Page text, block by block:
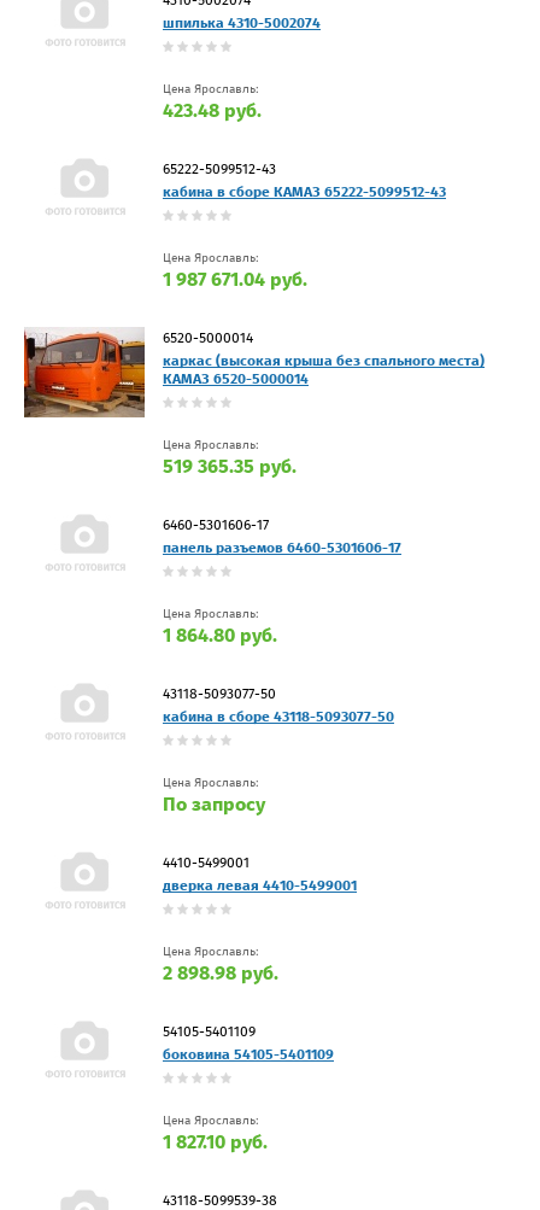
шпилька 4310-5002074
Цена Ярославль:
423.48 руб.
65222-5099512-43
кабина в сборе КАМАЗ 65222-5099512-43
Цена Ярославль:
1 987 671.04 руб.
6520-5000014
каркас (высокая крыша без спального места)
КАМАЗ 6520-5000014
Цена Ярославль:
519 365.35 руб.
6460-5301606-17
панель разъемов 6460-5301606-17
Цена Ярославль:
1 864.80 руб.
43118-5093077-50
кабина в сборе 43118-5093077-50
Цена Ярославль:
По запросу
4410-5499001
дверка левая 4410-5499001
Цена Ярославль:
2 898.98 руб.
54105-5401109
боковина 54105-5401109
Цена Ярославль:
1 827.10 руб.
43118-5099539-38